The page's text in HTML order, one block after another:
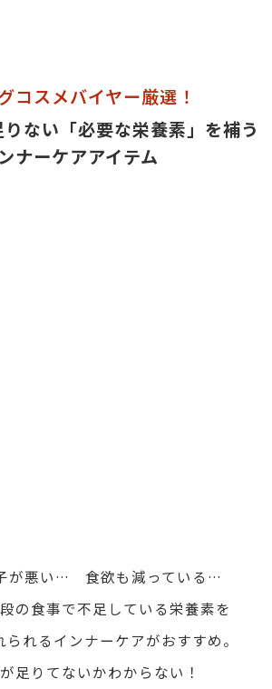
コスメバイヤー厳選！
ない「必要な栄養素」を補う
ナーケアアイテム
が悪い… 食欲も減っている…
の食事で不足している栄養素を
れるインナーケアがおすすめ。
足りてないかわからない！